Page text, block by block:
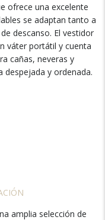
ofrece una excelente
se adaptan tanto a
descanso. El vestidor
váter portátil y cuenta
cañas, neveras y
despejada y ordenada.
amplia selección de